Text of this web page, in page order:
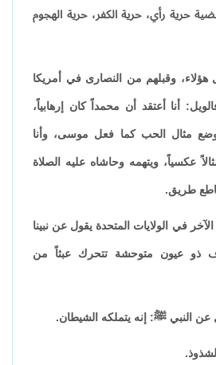
حرية رأي، حرية الكفر، حرية الهجوم
هؤلاء، وقبلهم من النصارى في أمريكا
أنا أعتقد أن محمداً كان إرهابياً،
مثال الحب كما فعل موسى، وأنا
عكسياً، ويتهمه وحاشاه عليه الصلاة
طريق.
في الولايات المتحدة يقول عن نبينا
عيون متوحشة تتحرك عبثاً من
النبي ﷺ: إنه يتملكه الشيطان.